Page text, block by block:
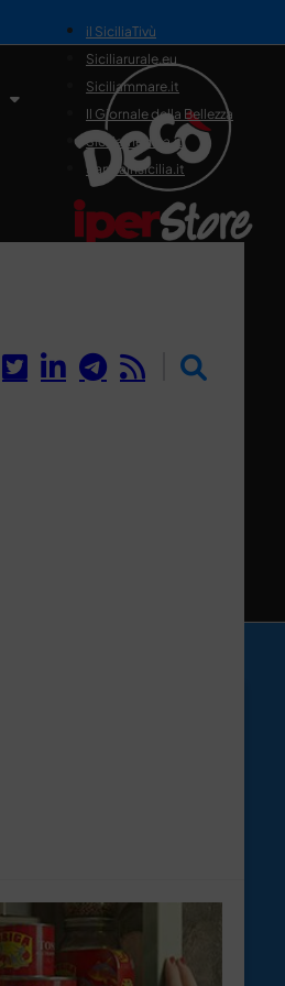
il SiciliaTivù
Siciliarurale.eu
Siciliammare.it
Il Giornale della Bellezza
Siciliamedica.it
Sanitainsicilia.it